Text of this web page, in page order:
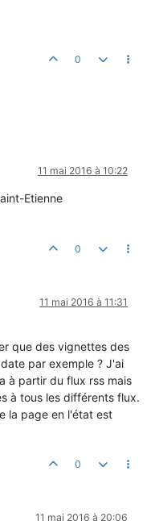
0
11 mai 2016 à 10:22
Etienne
0
11 mai 2016 à 11:31
que des vignettes des
par exemple ? J'ai
à partir du flux rss mais
à tous les différents flux.
la page en l'état est
0
11 mai 2016 à 20:06